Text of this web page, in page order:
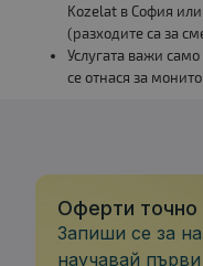
Kozelat в София
(разходите са за
Услугата важи
се отнася за
Оферти точно
Запиши се за
научавай